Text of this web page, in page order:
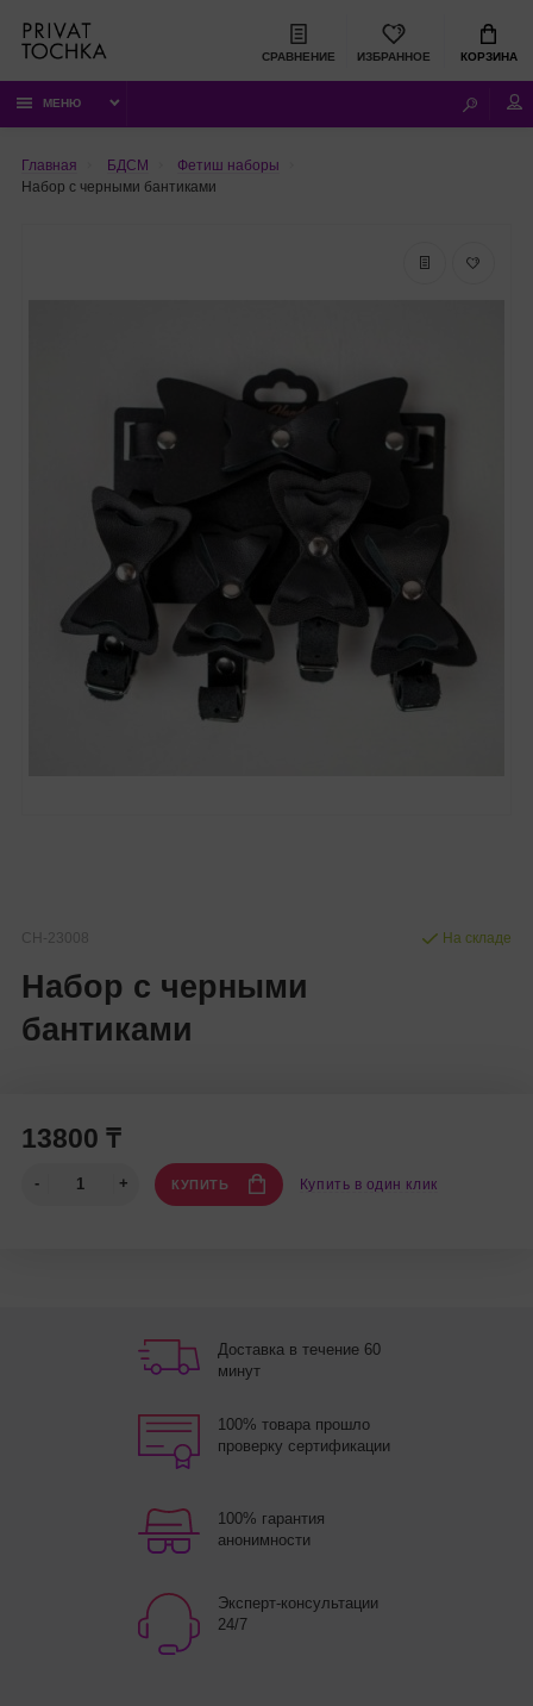
СРАВНЕНИЕ ИЗБРАННОЕ КОРЗИНА
МЕНЮ
Главная БДСМ
Фетиш наборы
Набор с черными бантиками
CH-23008
Набор с черными
бантиками
На складе
13800 ₸
КУПИТЬ Купить в один клик
Доставка в течение 60
минут
100% товара прошло
проверку сертификации
100% гарантия
анонимности
Эксперт-консультации
24/7